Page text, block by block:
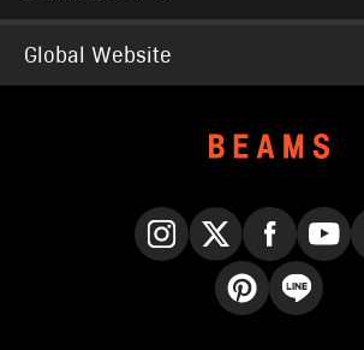
Global Website